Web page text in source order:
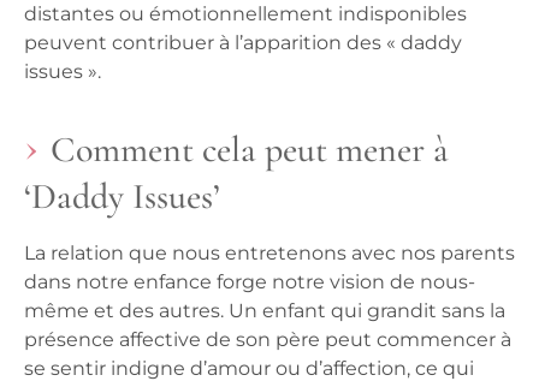
distantes ou émotionnellement indisponibles
peuvent contribuer à l’apparition des « daddy
issues ».
Comment cela peut mener à
‘Daddy Issues’
La relation que nous entretenons avec nos parents
dans notre enfance forge notre vision de nous-
même et des autres. Un enfant qui grandit sans la
présence affective de son père peut commencer à
se sentir indigne d’amour ou d’affection, ce qui